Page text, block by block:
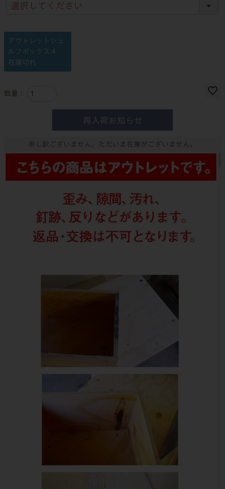
アウトレットシェ
ルフボックス４
在庫切れ
再入荷お知らせ
申し訳ございません。ただいま在庫がございません。